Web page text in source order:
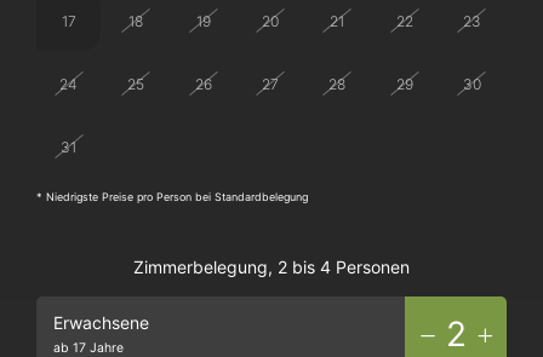
17 18 19 20 21 22 23
24 25 26 27 28 29 30
31
* Niedrigste Preise pro Person bei Standardbelegung
Zimmerbelegung, 2 bis 4 Personen
Erwachsene
ab 17 Jahre 2